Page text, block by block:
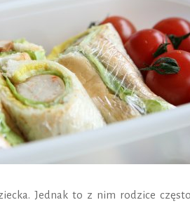
Jednak to z nim rodzice